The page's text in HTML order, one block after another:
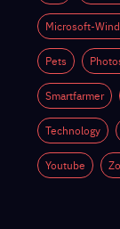
Microsoft-
Pets
Smartfarmer
Technology
Youtube